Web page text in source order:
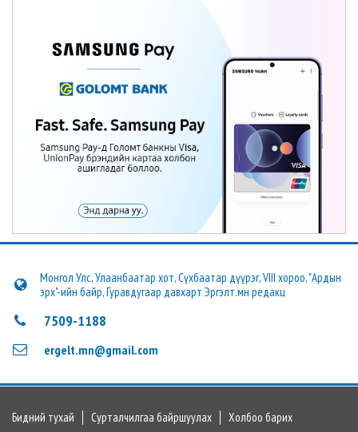
Монгол Улс, Улаанбаатар хот, Сүхбаатар дүүрэг, VIII хороо, "Ардын
эрх"-ийн байр, Гуравдугаар давхарт Эргэлт.мн редакц
7509-1188
ergelt.mn@gmail.com
Бидний тухай Сурталчилгаа байршуулах Холбоо барих